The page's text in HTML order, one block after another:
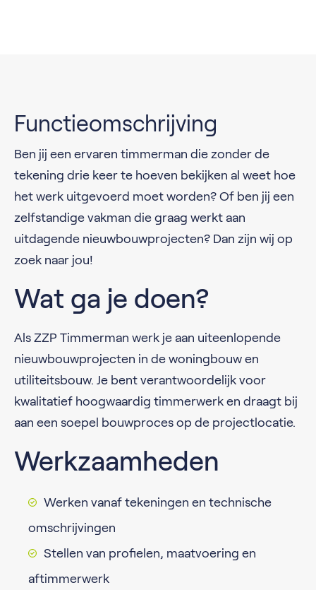
Functieomschrijving
Ben jij een ervaren timmerman die zonder de
tekening drie keer te hoeven bekijken al weet hoe
het werk uitgevoerd moet worden? Of ben jij een
zelfstandige vakman die graag werkt aan
uitdagende nieuwbouwprojecten? Dan zijn wij op
zoek naar jou!
Wat ga je doen?
Als ZZP Timmerman werk je aan uiteenlopende
nieuwbouwprojecten in de woningbouw en
utiliteitsbouw. Je bent verantwoordelijk voor
kwalitatief hoogwaardig timmerwerk en draagt bij
aan een soepel bouwproces op de projectlocatie.
Werkzaamheden
Werken vanaf tekeningen en technische
omschrijvingen
Stellen van profielen, maatvoering en
aftimmerwerk